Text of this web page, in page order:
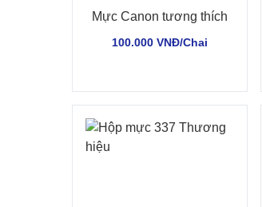
Mực Canon tương thích
100.000 VNĐ/Chai